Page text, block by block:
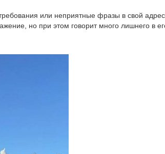
требования или неприятные фразы в свой
но при этом говорит много лишнего в